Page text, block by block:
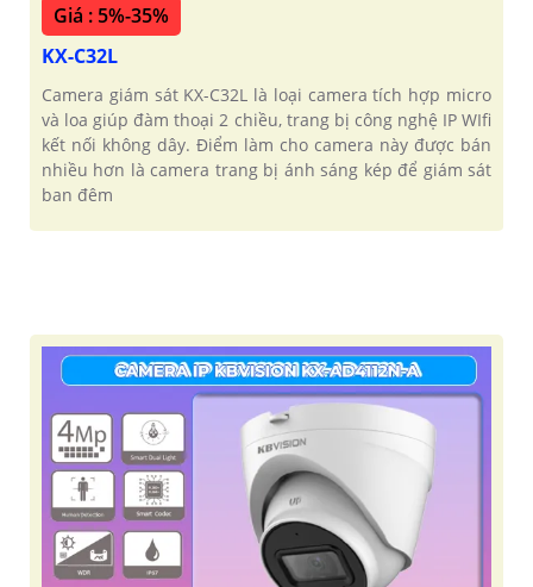
Giá : 5%-35%
KX-C32L
Camera giám sát KX-C32L là loại camera tích hợp micro
và loa giúp đàm thoại 2 chiều, trang bị công nghệ IP WIfi
kết nối không dây. Điểm làm cho camera này được bán
nhiều hơn là camera trang bị ánh sáng kép để giám sát
ban đêm